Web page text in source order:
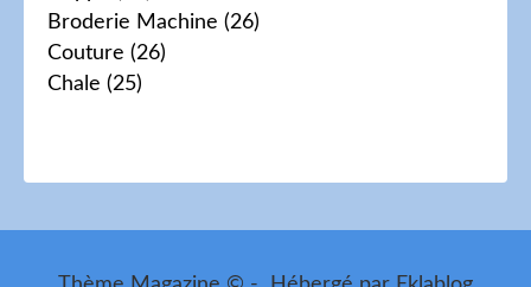
Broderie Machine (26)
Couture (26)
Chale (25)